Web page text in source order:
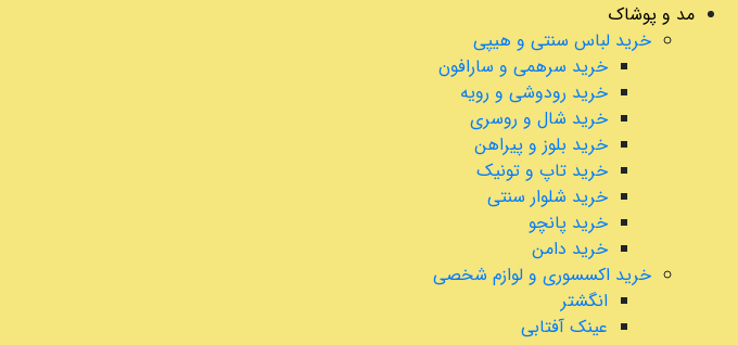
مد و پوشاک
خرید لباس سنتی و هیپی
خرید سرهمی و سارافون
خرید رودوشی و رویه
خرید شال و روسری
خرید بلوز و پیراهن
خرید تاپ و تونیک
خرید شلوار سنتی
خرید پانچو
خرید دامن
خرید اکسسوری و لوازم شخصی
انگشتر
عینک آفتابی